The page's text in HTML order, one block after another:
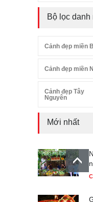
Bộ lọc danh
Cảnh đẹp miền
Cảnh đẹp miền
Cảnh đẹp Tây
Nguyên
Mới nhất